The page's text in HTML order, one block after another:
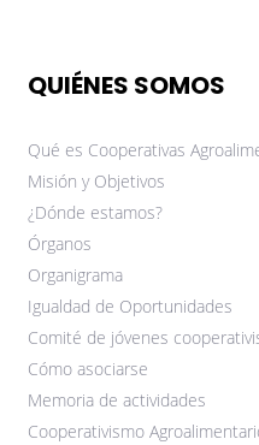
QUIÉNES SOMOS
Qué es Cooperativas
Misión y Objetivos
¿Dónde estamos?
Órganos
Organigrama
Igualdad de Oportunidades
Comité de jóvenes
Cómo asociarse
Memoria de actividades
Cooperativismo